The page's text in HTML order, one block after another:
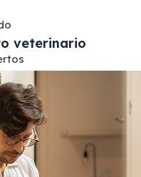
veterinario